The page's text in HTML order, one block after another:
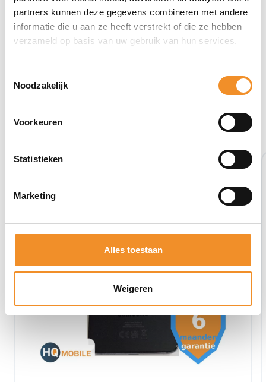
partners kunnen deze gegevens combineren met andere
informatie die u aan ze heeft verstrekt of die ze hebben
verzameld op basis van uw gebruik van hun services.
Noodzakelijk
Voorkeuren
Statistieken
Marketing
Alles toestaan
Weigeren
Bekijk ook eens deze producten